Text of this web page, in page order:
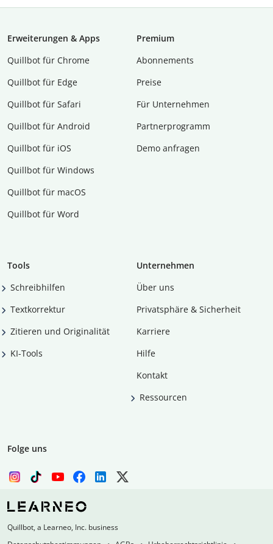
Erweiterungen & Apps
Quillbot für Chrome
Quillbot für Edge
Quillbot für Safari
Quillbot für Android
Quillbot für iOS
Quillbot für Windows
Quillbot für macOS
Quillbot für Word
Premium
Abon­ne­ments
Preise
Für Unternehmen
Partnerprogramm
Demo anfragen
Tools
Schreibhilfen
Textkorrektur
Zitieren und Originalität
KI-Tools
Unternehmen
Über uns
Privatsphäre & Sicherheit
Karriere
Hilfe
Kontakt
Ressourcen
Folge uns
Quillbot, a Learneo, Inc. business